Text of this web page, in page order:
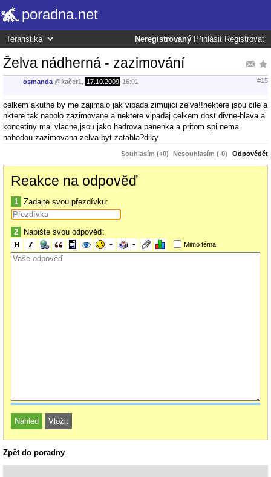
poradna.net
Neregistrovaný Přihlásit Registrovat
Želva nádherná - zazimování
osmanda @kačer1 17.10.2009 16:01 #15
celkem akutne by me zajimalo jak vipada zimujici zelva!!nektere jsou cile a
nktere tak napolo zazimovane a nektere vipadaj celkem dost divne-hlava a
koncetiny maj vlacne,jsou jako hadrova panenka a pritom spi.nema
nahodou zazimovana zelva byt zatahla?diky
Souhlasím (+0) Nesouhlasím (-0) Odpovědět
Reakce na odpověď
1 Zadajte svou přezdívku:
2 Napište svou odpověď:
Mimo téma
Zpět do poradny